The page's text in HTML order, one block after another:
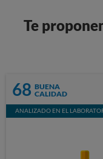
Te
68 BUENA
CALIDAD
ANALIZADO EN EL